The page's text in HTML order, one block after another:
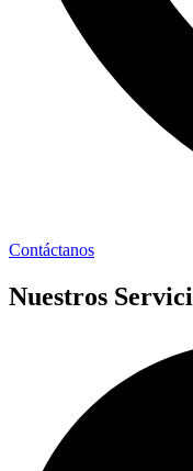
Contáctanos
Nuestros